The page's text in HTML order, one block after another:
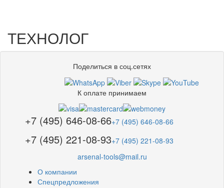
ТЕХНОЛОГ
Поделиться в соц.сетях
К оплате принимаем
+7 (495) 646-08-66+7 (495) 646-08-66
+7 (495) 221-08-93+7 (495) 221-08-93
arsenal-tools@mail.ru
О компании
Спецпредложения